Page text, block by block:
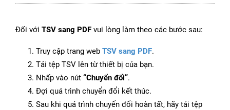
Đối với TSV sang PDF vui lòng làm theo các bước sau:
Truy cập trang web TSV sang PDF.
Tải tệp TSV lên từ thiết bị của bạn.
Nhấp vào nút “Chuyển đổi”.
Đợi quá trình chuyển đổi kết thúc.
Sau khi quá trình chuyển đổi hoàn tất, hãy tải tệp